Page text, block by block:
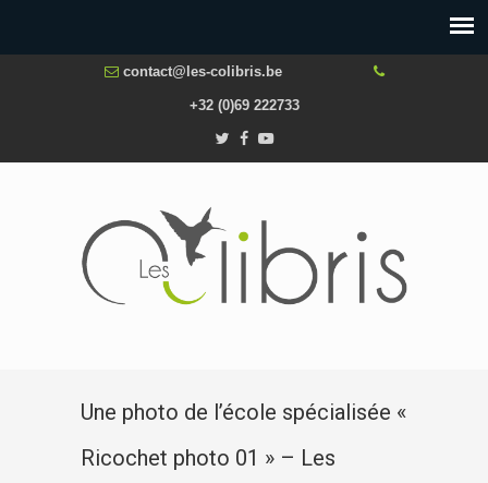
contact@les-colibris.be
+32 (0)69 222733
Une photo de l’école spécialisée «
Ricochet photo 01 » – Les